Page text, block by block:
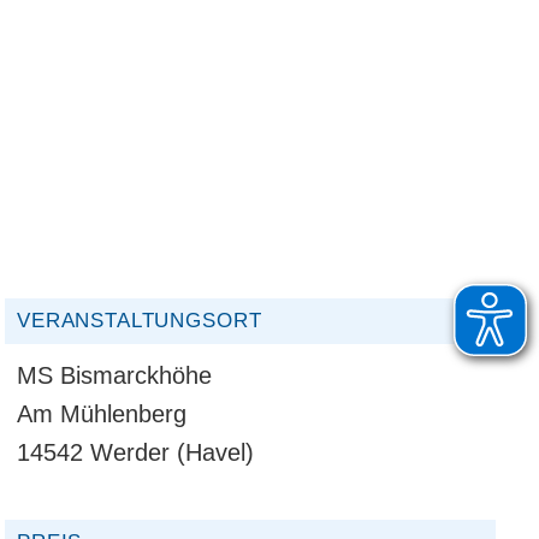
VERANSTALTUNGSORT
MS Bismarckhöhe
Am Mühlenberg
14542 Werder (Havel)